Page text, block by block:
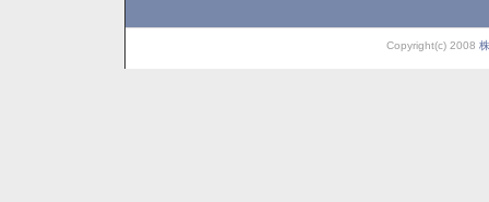
Copyright(c) 2008